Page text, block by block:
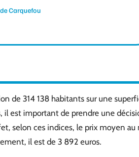
Carquefou
de 314 138 habitants sur une
il est important de prendre une
selon ces indices, le prix moyen au
il est de 3 892 euros.